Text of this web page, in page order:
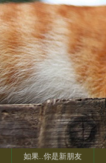
如果..你是新朋友